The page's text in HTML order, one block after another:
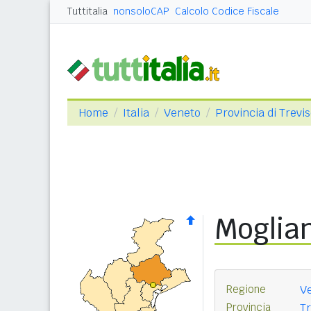
Tuttitalia nonsoloCAP Calcolo Codice Fiscale
Home Italia Veneto Provincia di
Regione
Provincia